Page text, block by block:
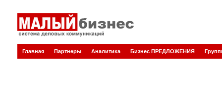
Главная Партнеры Аналитика Бизнес ПРЕДЛОЖЕНИЯ